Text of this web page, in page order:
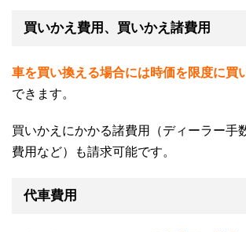
買いかえ費用、買いかえ諸費用
車を買い換える場合には時価を限度に買
できます。
買いかえにかかる諸費用（ディーラー手
費用など）も請求可能です。
代車費用